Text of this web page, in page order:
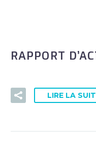
RAPPORT
LIRE LA